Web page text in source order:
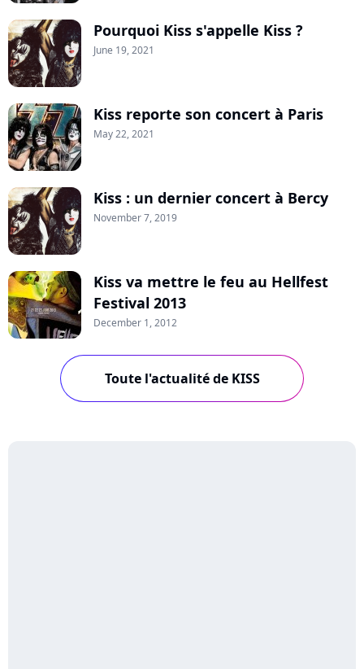
Pourquoi Kiss s'appelle Kiss ?
June 19, 2021
Kiss reporte son concert à Paris
May 22, 2021
Kiss : un dernier concert à Bercy
November 7, 2019
Kiss va mettre le feu au Hellfest
Festival 2013
December 1, 2012
Toute l'actualité de KISS